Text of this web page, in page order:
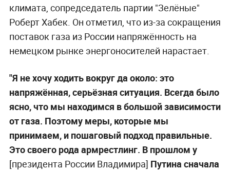
климата, сопредседатель партии "Зелёные"
Роберт Хабек. Он отметил, что из-за сокращения
поставок газа из России напряжённость на
немецком рынке энергоносителей нарастает.
"Я не хочу ходить вокруг да около: это
напряжённая, серьёзная ситуация. Всегда было
ясно, что мы находимся в большой зависимости
от газа. Поэтому меры, которые мы
принимаем, и пошаговый подход правильные.
Это своего рода армрестлинг. В прошлом у
[президента России Владимира] Путина сначала